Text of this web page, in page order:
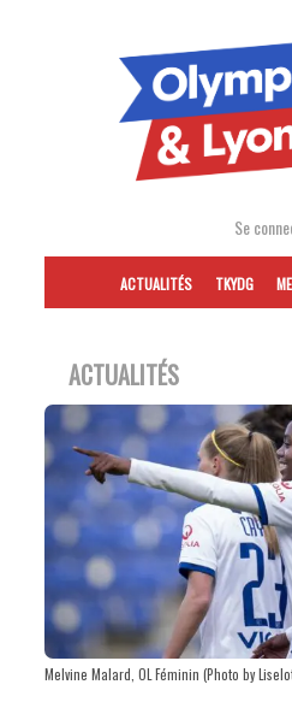
Se
ACTUALITÉS TKYDG
ACTUALITÉS
Melvine Malard, OL Féminin (Photo by